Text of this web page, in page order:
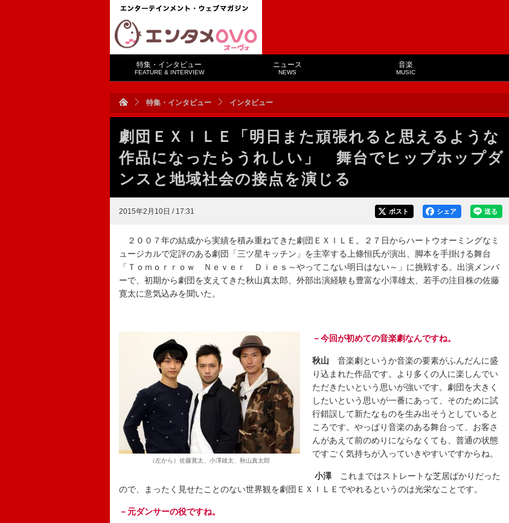
特集・インタビュー
FEATURE & INTERVIEW
ニュース
NEWS
音楽
MUSIC
特集・インタビュー インタビュー
劇団ＥＸＩＬＥ「明日また頑張れると思えるような
作品になったらうれしい」 舞台でヒップホップダ
ンスと地域社会の接点を演じる
2015年2月10日 / 17:31 送る
シェア
ポスト
２００７年の結成から実績を積み重ねてきた劇団ＥＸＩＬＥ。２７日からハートウオーミングなミ
ュージカルで定評のある劇団「三ツ星キッチン」を主宰する上條恒氏が演出、脚本を手掛ける舞台
「Ｔｏｍｏｒｒｏｗ Ｎｅｖｅｒ Ｄｉｅｓ～やってこない明日はない～」に挑戦する。出演メンバ
ーで、初期から劇団を支えてきた秋山真太郎、外部出演経験も豊富な小澤雄太、若手の注目株の佐藤
寛太に意気込みを聞いた。
（左から）佐藤寛太、小澤雄太、秋山真太郎
－今回が初めての音楽劇なんですね。
秋山 音楽劇というか音楽の要素がふんだんに盛
り込まれた作品です。より多くの人に楽しんでい
ただきたいという思いが強いです。劇団を大きく
したいという思いが一番にあって、そのために試
行錯誤して新たなものを生み出そうとしていると
ころです。やっぱり音楽のある舞台って、お客さ
んがあえて前のめりにならなくても、普通の状態
ですごく気持ちが入っていきやすいですからね。
小澤これまではストレートな芝居ばかりだった
ので、まったく見せたことのない世界観を劇団ＥＸＩＬＥでやれるというのは光栄なことです。
－元ダンサーの役ですね。